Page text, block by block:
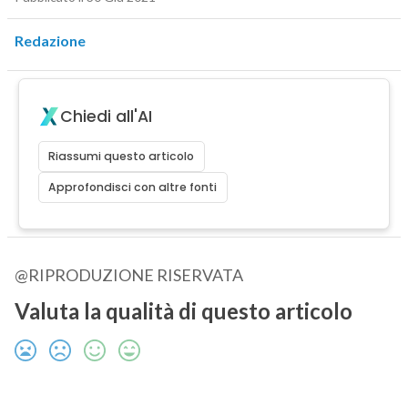
Redazione
Chiedi all'AI
Riassumi questo articolo
Approfondisci con altre fonti
@RIPRODUZIONE RISERVATA
Valuta la qualità di questo articolo